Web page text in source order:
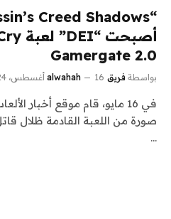
Gamergate 2.0
بواسطة فريق alwahah 16 أغسطس، 2024
صورة من اللعبة القادمة ظلال
…